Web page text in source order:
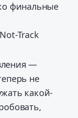
финальные
Track
—
не
какой-